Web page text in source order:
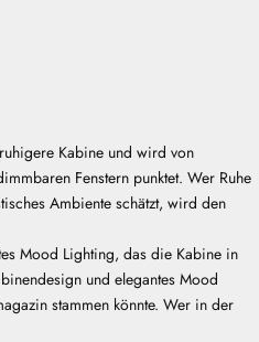
Kabine und wird von
Fenstern punktet. Wer Ruhe
Ambiente schätzt, wird den
Mood Lighting, das die Kabine in
und elegantes Mood
stammen könnte. Wer in der